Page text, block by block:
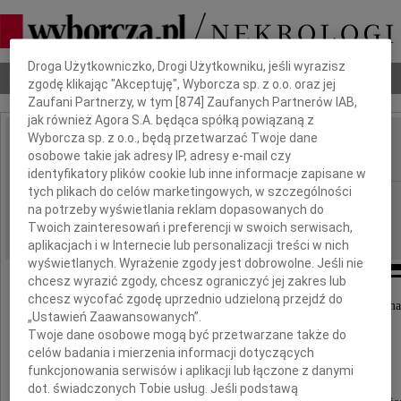
Nekrologi Odeszli Poradnik pogrzebowy
IMIĘ I NAZWISKO: Zygfryd Gwizdalski
REGION: cała Polska
DATA EMISJI: 20.06.2023
W dniu 18 czerwca 2023 roku, mając 93 lata,
Zygfryd Gwizdalski
Dbamy o Twoją prywatność
Droga Użytkowniczko, Drogi Użytkowniku, jeśli wyrazisz
zgodę klikając "Akceptuję", Wyborcza sp. z o.o. oraz jej
Zaufani Partnerzy, w tym [874 ] Zaufanych Partnerów IAB,
jak również Agora S.A. będąca spółką powiązaną z
Wyborcza sp. z o.o., będą przetwarzać Twoje dane
osobowe takie jak adresy IP, adresy e-mail czy
identyfikatory plików cookie lub inne informacje zapisane w
tych plikach do celów marketingowych, w szczególności
na potrzeby wyświetlania reklam dopasowanych do
Twoich zainteresowań i preferencji w swoich serwisach,
aplikacjach i w Internecie lub personalizacji treści w nich
wyświetlanych. Wyrażenie zgody jest dobrowolne. Jeśli nie
chcesz wyrazić zgody, chcesz ograniczyć jej zakres lub
chcesz wycofać zgodę uprzednio udzieloną przejdź do
„Ustawień Zaawansowanych”.
Twoje dane osobowe mogą być przetwarzane także do
celów badania i mierzenia informacji dotyczących
funkcjonowania serwisów i aplikacji lub łączone z danymi
dot. świadczonych Tobie usług. Jeśli podstawą